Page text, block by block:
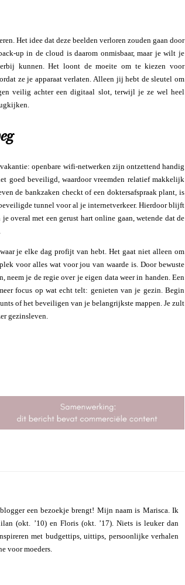
Het idee dat deze beelden verloren zouden gaan door
up in de cloud is daarom onmisbaar, maar je wilt je
erbij kunnen. Het loont de moeite om te kiezen voor
ze je apparaat verlaten. Alleen jij hebt de sleutel om
veilig achter een digitaal slot, terwijl je ze wel heel
openbare wifi-netwerken zijn ontzettend handig
goed beveiligd, waardoor vreemden relatief makkelijk
de bankzaken checkt of een doktersafspraak plant, is
tunnel voor al je internetverkeer. Hierdoor blijft
overal met een gerust hart online gaan, wetende dat de
je elke dag profijt van hebt. Het gaat niet alleen om
voor alles wat voor jou van waarde is. Door bewuste
je de regie over je eigen data weer in handen. Een
focus op wat echt telt: genieten van je gezin. Begin
of het beveiligen van je belangrijkste mappen. Je zult
gezinsleven.
een bezoekje brengt! Mijn naam is Marisca. Ik
(okt. ’10) en Floris (okt. ’17). Niets is leuker dan
met budgettips, uittips, persoonlijke verhalen
voor moeders.